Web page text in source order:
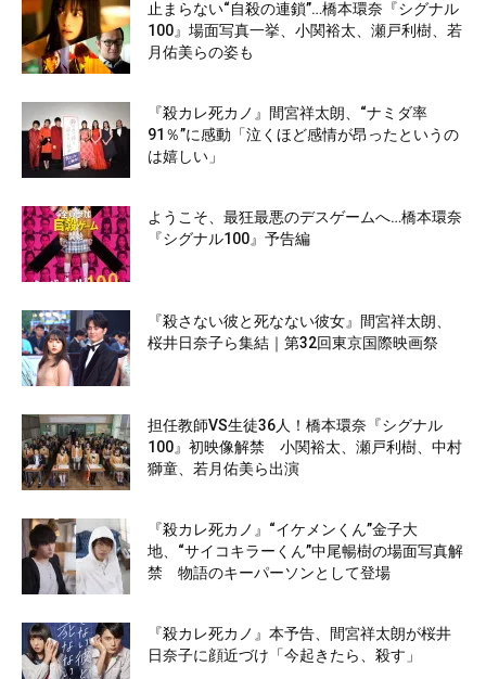
止まらない“自殺の連鎖”…橋本環奈『シグナル
100』場面写真一挙、小関裕太、瀬戸利樹、若
月佑美らの姿も
『殺カレ死カノ』間宮祥太朗、“ナミダ率
91％”に感動「泣くほど感情が昂ったというの
は嬉しい」
ようこそ、最狂最悪のデスゲームへ…橋本環奈
『シグナル100』予告編
『殺さない彼と死なない彼女』間宮祥太朗、
桜井日奈子ら集結｜第32回東京国際映画祭
担任教師VS生徒36人！橋本環奈『シグナル
100』初映像解禁 小関裕太、瀬戸利樹、中村
獅童、若月佑美ら出演
『殺カレ死カノ』“イケメンくん”金子大
地、“サイコキラーくん”中尾暢樹の場面写真解
禁 物語のキーパーソンとして登場
『殺カレ死カノ』本予告、間宮祥太朗が桜井
日奈子に顔近づけ「今起きたら、殺す」